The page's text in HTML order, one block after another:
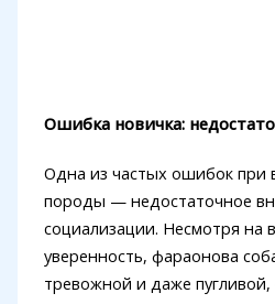
Ошибка новичка:
Одна из частых ошибок при
породы — недостаточное
социализации. Несмотря
уверенность, фараонова
тревожной и даже пугливой,